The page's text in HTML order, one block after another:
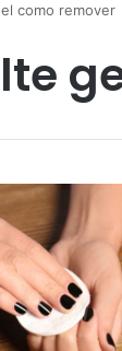
como remover